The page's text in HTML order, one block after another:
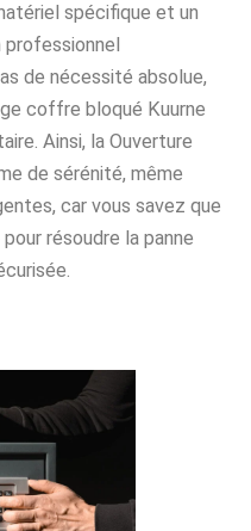
spécifique et un
de nécessité absolue,
coffre bloqué Kuurne
Ainsi, la Ouverture
de sérénité, même
car vous savez que
résoudre la panne